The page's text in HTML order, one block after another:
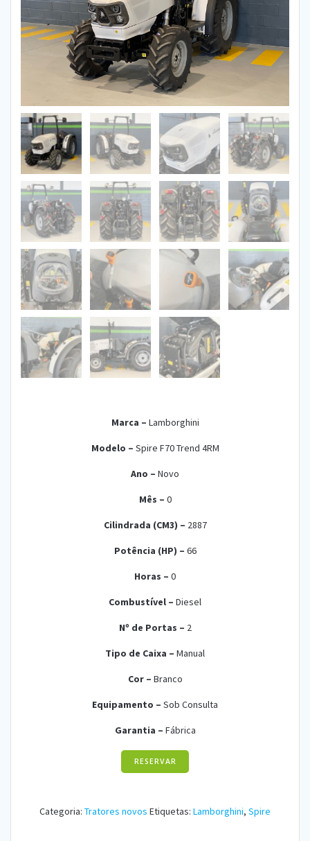
Marca – Lamborghini
Modelo – Spire F70 Trend 4RM
Ano – Novo
Mês – 0
Cilindrada (CM3) – 2887
Potência (HP) – 66
Horas – 0
Combustível – Diesel
Nº de Portas – 2
Tipo de Caixa – Manual
Cor – Branco
Equipamento – Sob Consulta
Garantia – Fábrica
RESERVAR
Categoria: Tratores novos Etiquetas: Lamborghini, Spire